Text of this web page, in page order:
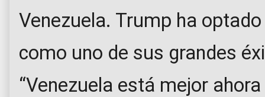
Venezuela. Trump ha
como uno de sus grandes
“Venezuela está mejor